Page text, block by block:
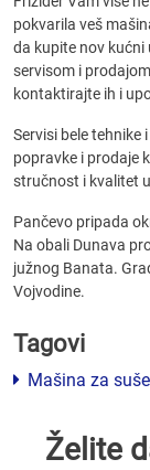
pokvarila veš
da kupite nov kućni
servisom i
kontaktirajte ih i
Servisi bele
popravke i prodaje
stručnost i kvalitet
Pančevo pripada
Na obali Dunava
južnog Banata.
Vojvodine.
Tagovi
Mašina za
Želite